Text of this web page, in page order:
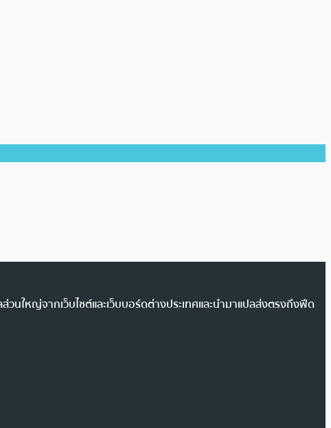
นใหญ่จากเว็บไซต์และเว็บบอร์ดต่างประเทศและนำมาแปลส่งตรงถึงฟีด